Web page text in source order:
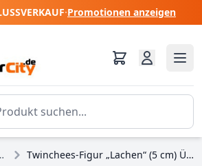
·Promotionen anzeigen
Twinchees-Figur „Lachen“ (5 cm) Überraschungstüte – Disney